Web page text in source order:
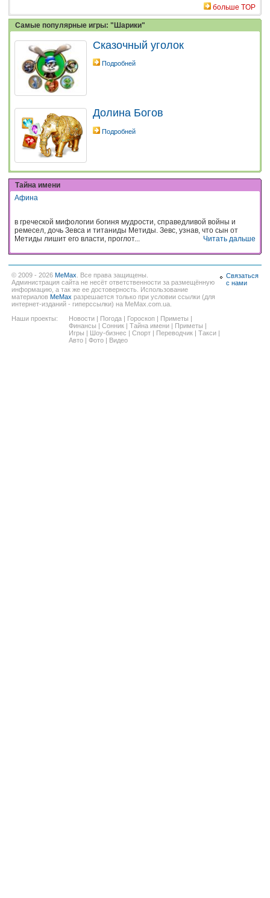
больше TOP
Самые популярные игры: "Шарики"
Сказочный уголок
Подробней
Долина Богов
Подробней
Тайна имени
Афина
в греческой мифологии богиня мудрости, справедливой войны и
ремесел, дочь Зевса и титаниды Метиды. Зевс, узнав, что сын от
Метиды лишит его власти, проглот...
Читать дальше
© 2009 - 2026 MeMax . Все права защищены.
Администрация сайта не несёт ответственности за размещённую
информацию, а так же ее достоверность. Использование
материалов MeMax разрешается только при условии ссылки (для
интернет-изданий - гиперссылки) на MeMax.com.ua.
Наши проекты:
Новости | Погода | Гороскоп | Приметы |
Финансы | Сонник | Тайна имени | Приметы |
Игры | Шоу-бизнес | Спорт | Переводчик | Такси |
Авто | Фото | Видео
Связаться
с нами